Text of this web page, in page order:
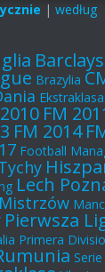
|według
Barclays
Brazylia
Ekstraklasa
FM
FM 2014
Football
Lech
Pierwsza
Primera